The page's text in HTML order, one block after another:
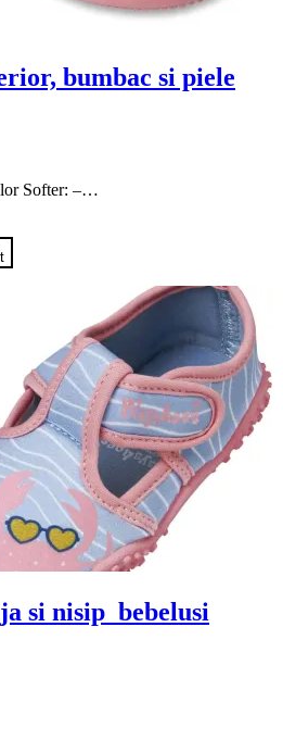
bumbac si piele
Softer: –…
si nisip bebelusi